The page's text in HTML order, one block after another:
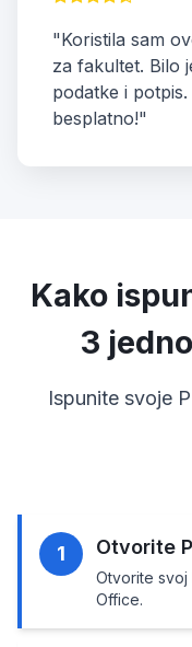
"Koristila sam
za fakultet. Bilo
podatke i
besplatno!"
Kako
3
Ispunite svoje
1 Otvorite
Otvorite svoj
Office.